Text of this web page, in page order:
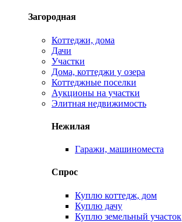
Загородная
Коттеджи, дома
Дачи
Участки
Дома, коттеджи у озера
Коттеджные поселки
Аукционы на участки
Элитная недвижимость
Нежилая
Гаражи, машиноместа
Спрос
Куплю коттедж, дом
Куплю дачу
Куплю земельный участок